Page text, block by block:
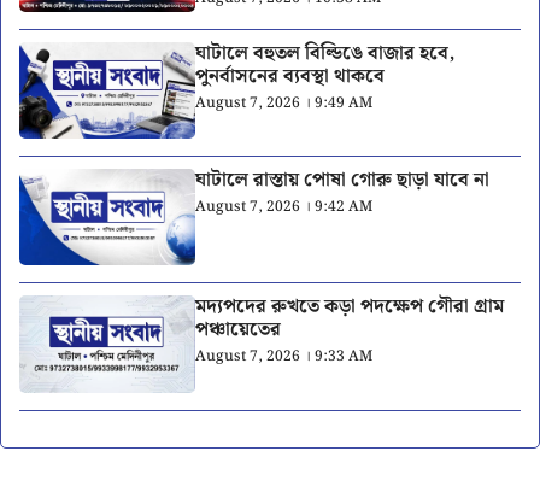
ঘাটালে বহুতল বিল্ডিঙে বাজার হবে,
পুনর্বাসনের ব্যবস্থা থাকবে
August 7, 2026 । 9:49 AM
ঘাটালে রাস্তায় পোষা গোরু ছাড়া যাবে না
August 7, 2026 । 9:42 AM
মদ্যপদের রুখতে কড়া পদক্ষেপ গৌরা গ্রাম
পঞ্চায়েতের
August 7, 2026 । 9:33 AM